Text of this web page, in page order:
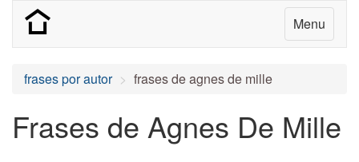
Menu
frases por autor frases de agnes de mille
Frases de Agnes De Mille